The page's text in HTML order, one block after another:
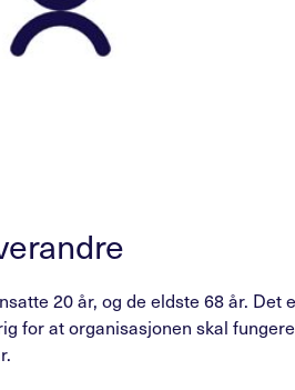
20 år, og de eldste 68 år.
for at organisasjonen skal